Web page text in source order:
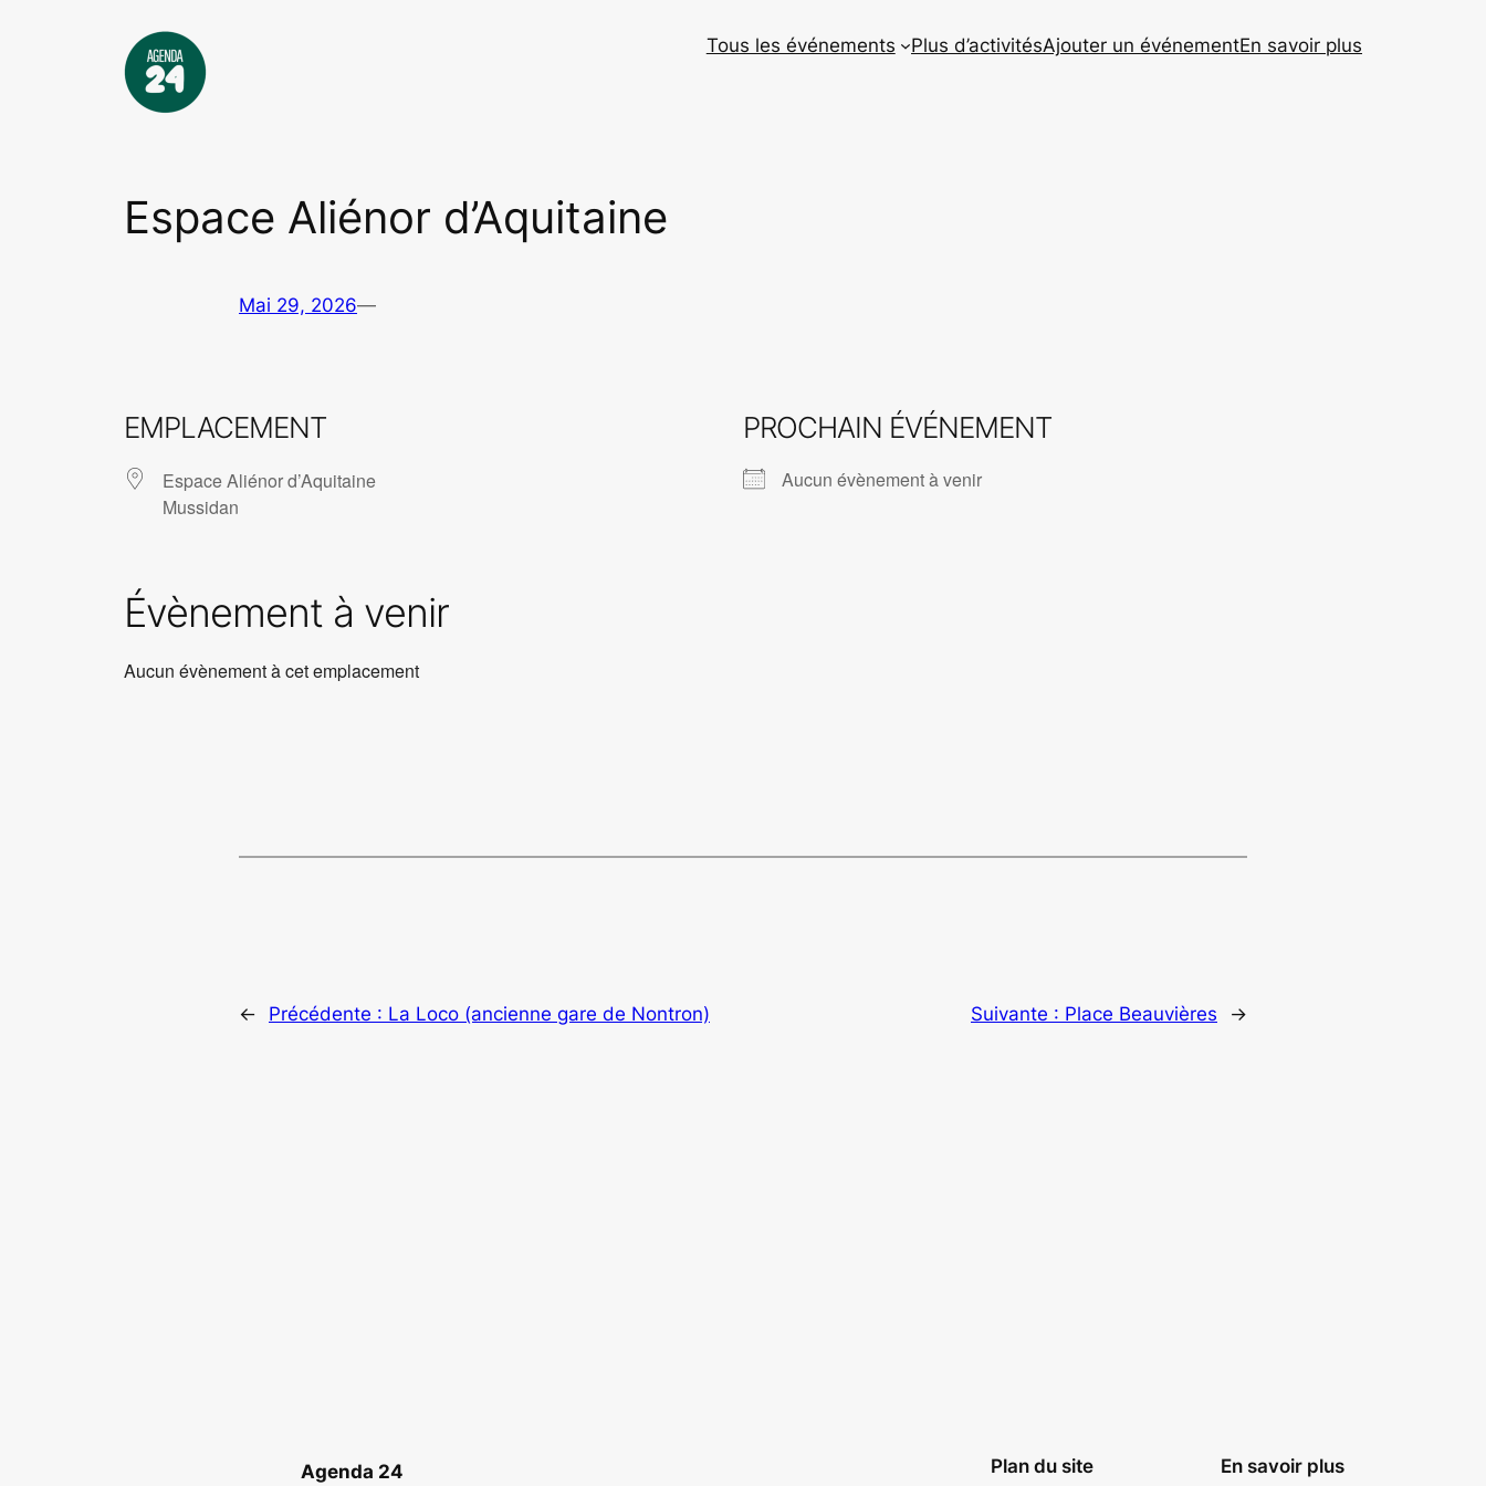
Tous les événements Plus d’activitésAjouter un événementEn savoir plus
Espace Aliénor d’Aquitaine
Mai 29, 2026—
EMPLACEMENT
Espace Aliénor d’Aquitaine
Mussidan
PROCHAIN ÉVÉNEMENT
Aucun évènement à venir
Évènement à venir
Aucun évènement à cet emplacement
← Précédente : La Loco (ancienne gare de Nontron) Suivante : Place Beauvières →
Agenda 24 Plan du site En savoir plus